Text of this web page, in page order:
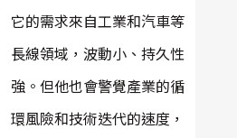
它的需求來自工業和汽車等
長線領域，波動小、持久性
強。但他也會警覺產業的循
環風險和技術迭代的速度，